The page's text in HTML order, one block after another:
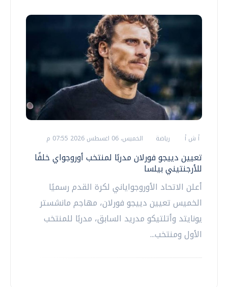
أ ش أ رياضة الخميس، 06 اغسطس 2026 07:55 م
تعيين دييجو فورلان مدربًا لمنتخب أوروجواي خلفًا
للأرجنتيني بيلسا
أعلن الاتحاد الأوروجواياني لكرة القدم رسميًا
الخميس تعيين دييجو فورلان، مهاجم مانشستر
يونايتد وأتلتيكو مدريد السابق، مدربًا للمنتخب
الأول ومنتخب...